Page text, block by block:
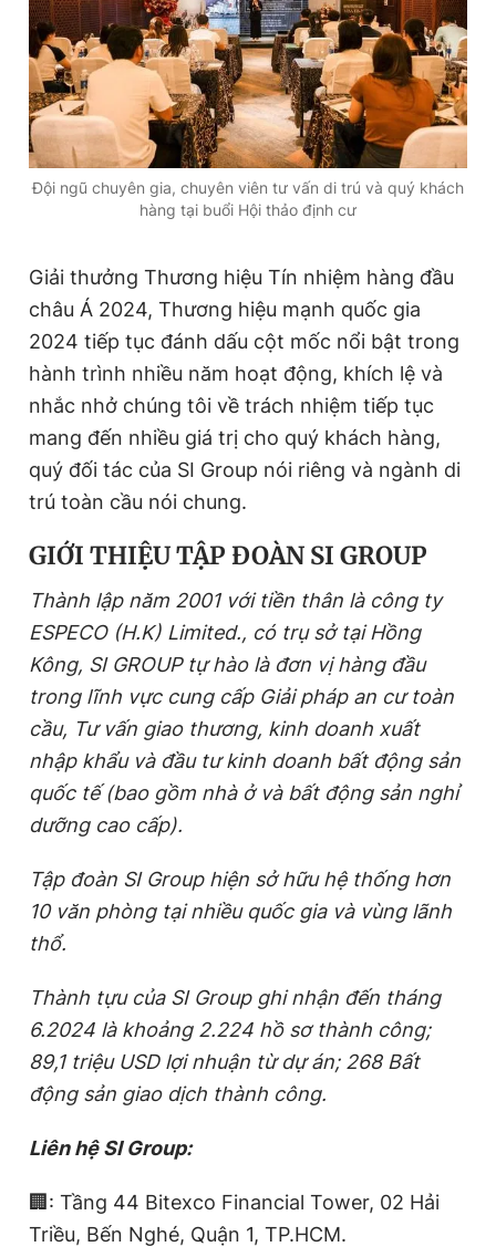
Đội ngũ chuyên gia, chuyên viên tư vấn di trú và quý khách
hàng tại buổi Hội thảo định cư
Giải thưởng Thương hiệu Tín nhiệm hàng đầu
châu Á 2024, Thương hiệu mạnh quốc gia
2024 tiếp tục đánh dấu cột mốc nổi bật trong
hành trình nhiều năm hoạt động, khích lệ và
nhắc nhở chúng tôi về trách nhiệm tiếp tục
mang đến nhiều giá trị cho quý khách hàng,
quý đối tác của SI Group nói riêng và ngành di
trú toàn cầu nói chung.
GIỚI THIỆU TẬP ĐOÀN SI GROUP
Thành lập năm 2001 với tiền thân là công ty
ESPECO (H.K) Limited., có trụ sở tại Hồng
Kông, SI GROUP tự hào là đơn vị hàng đầu
trong lĩnh vực cung cấp Giải pháp an cư toàn
cầu, Tư vấn giao thương, kinh doanh xuất
nhập khẩu và đầu tư kinh doanh bất động sản
quốc tế (bao gồm nhà ở và bất động sản nghỉ
dưỡng cao cấp).
Tập đoàn SI Group hiện sở hữu hệ thống hơn
10 văn phòng tại nhiều quốc gia và vùng lãnh
thổ.
Thành tựu của SI Group ghi nhận đến tháng
6.2024 là khoảng 2.224 hồ sơ thành công;
89,1 triệu USD lợi nhuận từ dự án; 268 Bất
động sản giao dịch thành công.
Liên hệ SI Group:
🏢: Tầng 44 Bitexco Financial Tower, 02 Hải
Triều, Bến Nghé, Quận 1, TP.HCM.